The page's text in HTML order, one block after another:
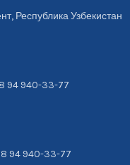
Республика Узбекистан
94 940-33-77
94 940-33-77